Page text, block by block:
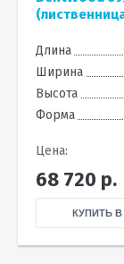
Длина
Ширина
Высота
Форма
Цена:
68 720 р.
КУПИТЬ В